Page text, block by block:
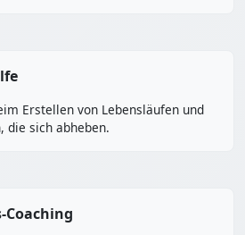
Erstellen von Lebensläufen und
die sich abheben.
Coaching